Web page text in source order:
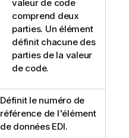
valeur de code
comprend deux
parties. Un élément
définit chacune des
parties de la valeur
de code.
Définit le numéro de
référence de l'élément
de données EDI.